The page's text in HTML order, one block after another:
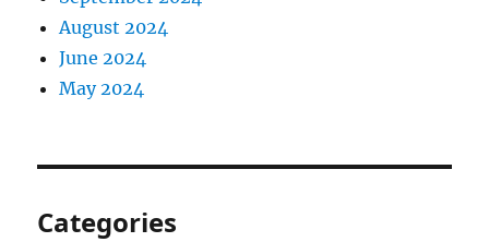
August 2024
June 2024
May 2024
Categories